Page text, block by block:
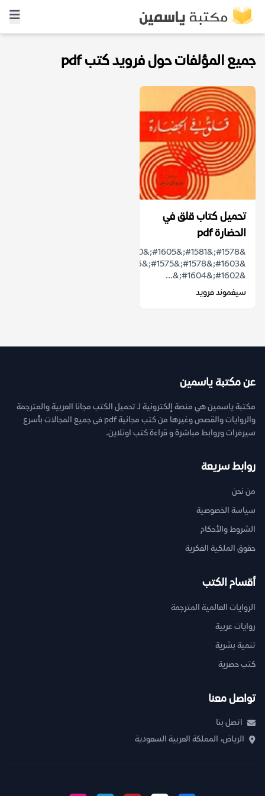
جميع المؤلفات حول فرويد كتب pdf
تحميل كتاب قلق في
الحضارة pdf
&#1602;&#1604;&...
سيغموند فرويد
عن مكتبة ياسمين
مكتبة ياسمين هي منصة إلكترونية لـ تحميل الكتب مجانا العربية والمترجمة
والروايات والقصص وغيرها من كتب مجانية pdf فى جميع المجالات بأسرع
سيرفرات وروابط مباشرة و قراءة كتب اونلاين.
روابط سريعة
من نحن
سياسة الخصوصية
الشروط والأحكام
حقوق الملكية الفكرية
أقسام الكتب
الروايات العالمية المترجمة
روايات عربية
تنمية بشرية
كتب حصرية
تواصل معنا
اتصل بنا
الرياض، المملكة العربية السعودية